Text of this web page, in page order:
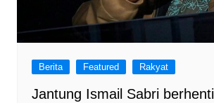
Berita Featured Rakyat
Jantung Ismail Sabri